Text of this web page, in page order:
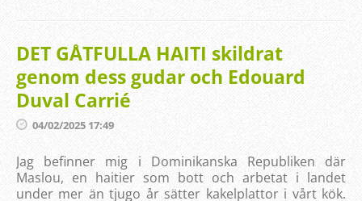
DET GÅTFULLA HAITI skildrat
genom dess gudar och Edouard
Duval Carrié
04/02/2025 17:49
Jag befinner mig i Dominikanska Republiken där
Maslou, en haitier som bott och arbetat i landet
under mer än tjugo år sätter kakelplattor i vårt kök.